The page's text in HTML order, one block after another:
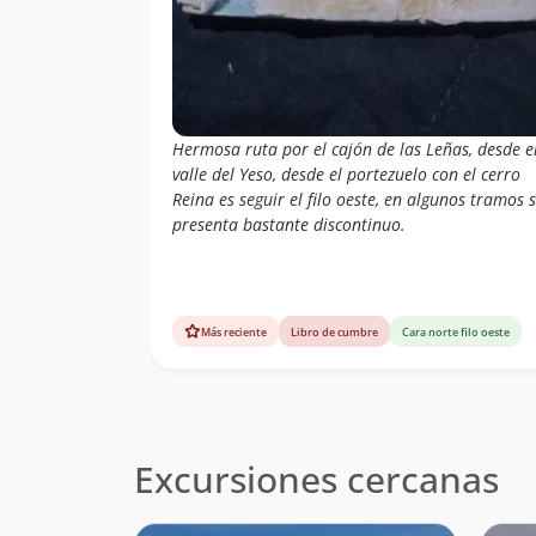
Hermosa ruta por el cajón de las Leñas, desde
valle del Yeso, desde el portezuelo con el cerro
Reina es seguir el filo oeste, en algunos tramos
presenta bastante discontinuo.
Más reciente Libro de cumbre Cara norte filo oeste
Excursiones cercanas